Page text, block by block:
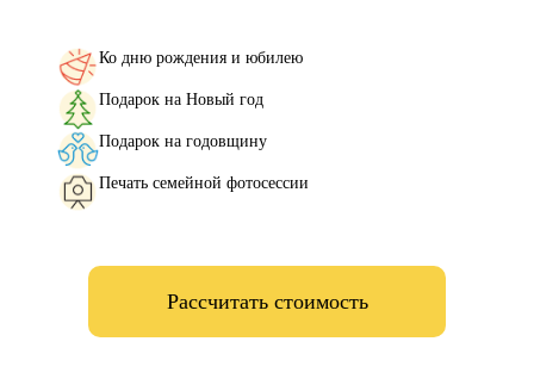
Ко дню рождения и юбилею
Подарок на Новый год
Подарок на годовщину
Печать семейной фотосессии
Рассчитать стоимость